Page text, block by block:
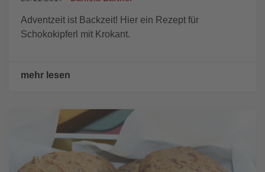
Adventzeit ist Backzeit! Hier ein Rezept für
Schokokipferl mit Krokant.
mehr lesen